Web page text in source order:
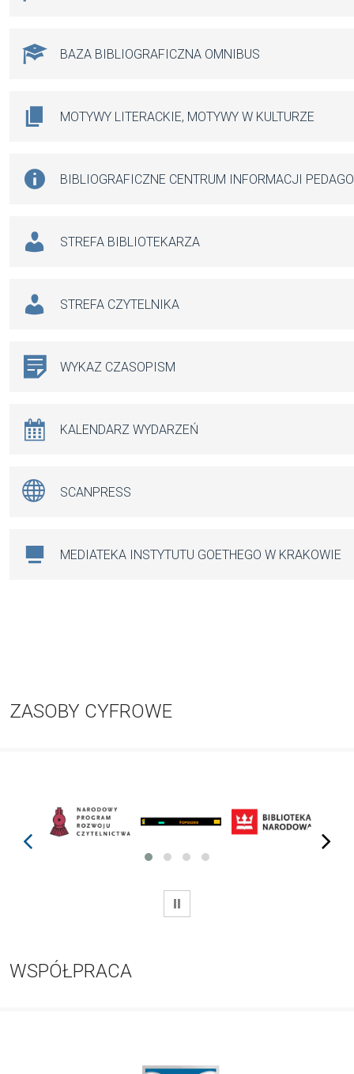
BAZA BIBLIOGRAFICZNA OMNIBUS
MOTYWY LITERACKIE, MOTYWY W KULTURZE
BIBLIOGRAFICZNE CENTRUM INFORMACJI
STREFA BIBLIOTEKARZA
STREFA CZYTELNIKA
WYKAZ CZASOPISM
KALENDARZ WYDARZEŃ
SCANPRESS
MEDIATEKA INSTYTUTU GOETHEGO W KRAKOWIE
ZASOBY CYFROWE
prev next
WSTRZYMAJ
WSPÓŁPRACA